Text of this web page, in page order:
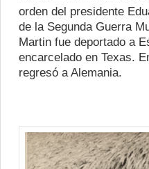
orden del presidente
de la Segunda Guerra
Martin fue deportado a
encarcelado en Texas.
regresó a Alemania.